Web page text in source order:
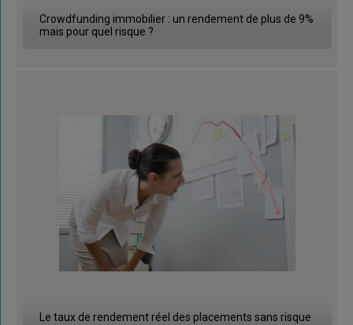
Crowdfunding immobilier : un rendement de plus de 9%
mais pour quel risque ?
Le taux de rendement réel des placements sans risque